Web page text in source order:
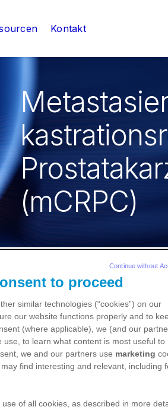
Kontakt
(mCRPC)
handelt es sich um ein
ist daher palliativ
to proceed
similar technologies (“cookies”) on our
our website functions properly and to
(where applicable), we (and our
use, to learn what content is most useful to
we and our partners use marketing
find interesting and relevant, including
of all cookies, as described in more
Continue without